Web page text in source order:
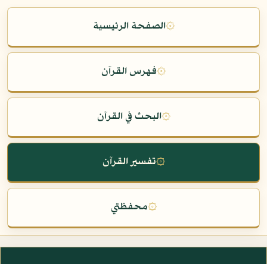
۞الصفحة الرئيسية
۞فهرس القرآن
۞البحث في القرآن
۞تفسير القرآن
۞محفظتي